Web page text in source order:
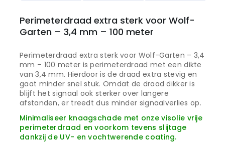
Perimeterdraad extra sterk voor Wolf-
Garten – 3,4 mm – 100 meter
Perimeterdraad extra sterk voor Wolf-Garten – 3,4
mm – 100 meter is perimeterdraad met een dikte
van 3,4 mm. Hierdoor is de draad extra stevig en
gaat minder snel stuk. Omdat de draad dikker is
blijft het signaal ook sterker over langere
afstanden, er treedt dus minder signaalverlies op.
Minimaliseer knaagschade met onze visolie vrije
perimeterdraad en voorkom tevens slijtage
dankzij de UV- en vochtwerende coating.